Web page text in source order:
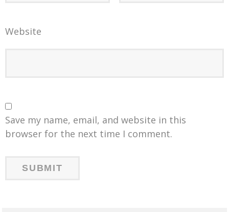
Website
Save my name, email, and website in this
browser for the next time I comment.